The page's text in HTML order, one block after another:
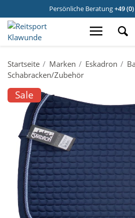
Persönliche Beratung+49
Startseite Marken Eskadron
Schabracken/Zubehör
Sale